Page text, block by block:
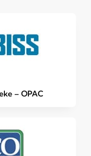
– OPAC